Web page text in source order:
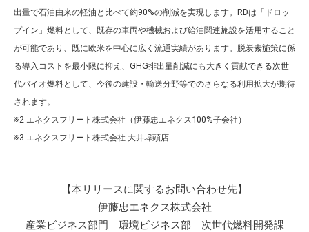
出量で石油由来の軽油と比べて約90%の削減を実現します。RDは「ドロッ
プイン」燃料として、既存の車両や機械および給油関連施設を活用すること
が可能であり、既に欧米を中心に広く流通実績があります。脱炭素施策に係
る導入コストを最小限に抑え、GHG排出量削減にも大きく貢献できる次世
代バイオ燃料として、今後の建設・輸送分野等でのさらなる利用拡大が期待
されます。
※2 エネクスフリート株式会社（伊藤忠エネクス100%子会社）
※3 エネクスフリート株式会社 大井埠頭店
【本リリースに関するお問い合わせ先】
伊藤忠エネクス株式会社
産業ビジネス部門 環境ビジネス部 次世代燃料開発課